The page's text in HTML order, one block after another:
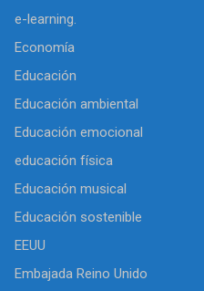
e-learning.
Economía
Educación
Educación ambiental
Educación emocional
educación física
Educación musical
Educación sostenible
EEUU
Embajada Reino Unido